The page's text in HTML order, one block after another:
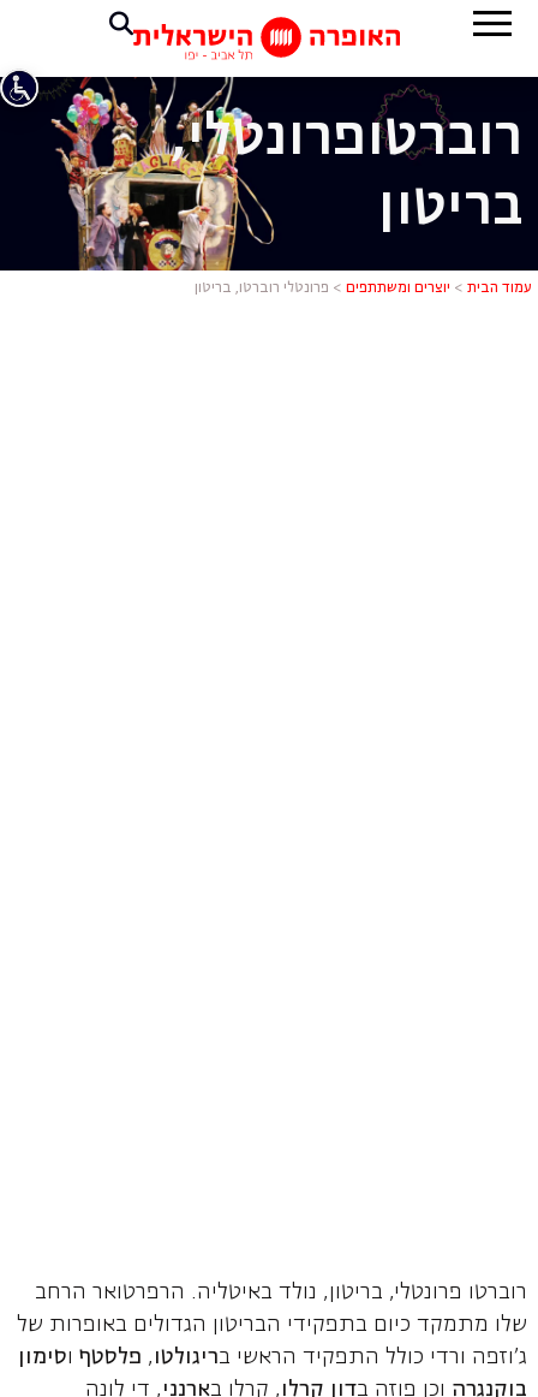
פרונטלי
רוברטופרונטלי,
בריטון
עמוד הבית > יוצרים ומשתתפים > פרונטלי רוברטו, בריטון
רוברטו פרונטלי, בריטון, נולד באיטליה. הרפרטואר הרחב
שלו מתמקד כיום בתפקידי הבריטון הגדולים באופרות של
ג'וזפה ורדי כולל התפקיד הראשי בריגולטו , פלסטףוסימון
בוקנגרה וכן פוזה בדון קרלו , קרלו בארנני , די לונה